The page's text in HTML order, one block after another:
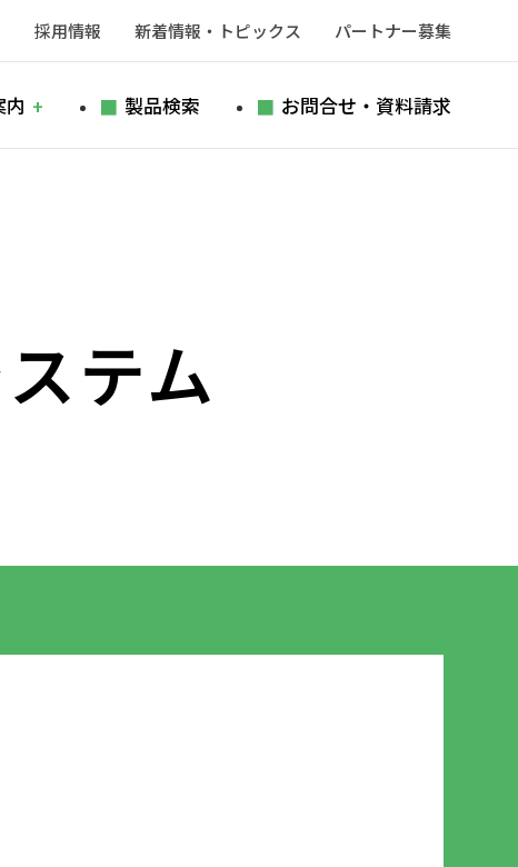
採用情報 新着情報・トピックス パートナー募集
内 製品検索 お問合せ・資料請求
テム